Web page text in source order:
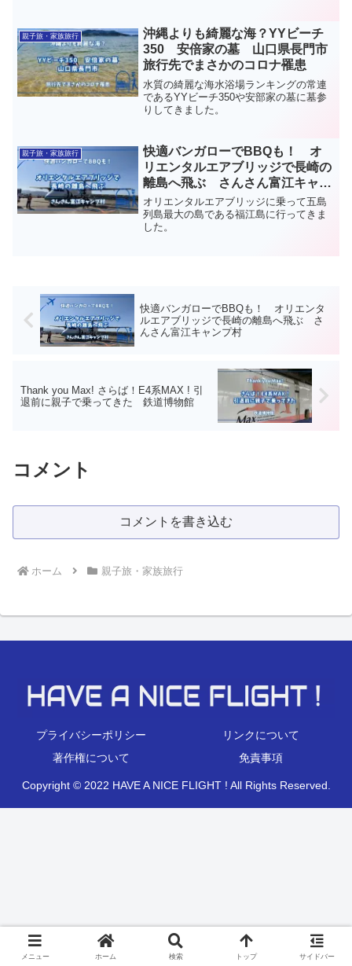
親子旅・家族旅行
沖縄よりも綺麗な海？YYビーチ
350 安倍家の墓 山口県長門市
旅行先でまさかのコロナ罹患
水質の綺麗な海水浴場ランキングの常連
であるYYビーチ350や安部家の墓に墓参
りしてきました。
親子旅・家族旅行
快適バンガローでBBQも！ オ
リエンタルエアブリッジで長崎の
離島へ飛ぶ さんさん富江キャン
プ村
オリエンタルエアブリッジに乗って五島
列島最大の島である福江島に行ってきま
した。
快適バンガローでBBQも！ オリエンタ
ルエアブリッジで長崎の離島へ飛ぶ さ
んさん富江キャンプ村
Thank you Max! さらば！E4系MAX ! 引
退前に親子で乗ってきた 鉄道博物館
コメント
コメントを書き込む
ホーム 親子旅・家族旅行
プライバシーポリシー
リンクについて
著作権について
免責事項
Copyright © 2022 HAVE A NICE FLIGHT ! All Rights Reserved.
メニュー ホーム 検索 トップ サイドバー